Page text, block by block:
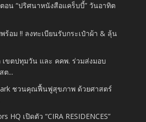
อน “ปริศนาหนังสือแคร็บบี้” วันอาทิต
ร้อม !! ลงทะเบียนรับกระเป๋าผ้า & ลุ้น
เขตปทุมวัน และ คคพ. ร่วมส่งมอบ
ต...
ชวนคุณฟื้นฟูสุขภาพ ด้วยศาสตร์
HQ เปิดตัว “CIRA RESIDENCES”